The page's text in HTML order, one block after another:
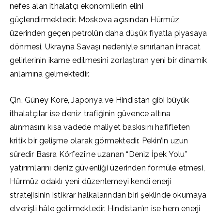
nefes alan ithalatçı ekonomilerin elini
güçlendirmektedir. Moskova açısından Hürmüz
üzerinden geçen petrolün daha düşük fiyatla piyasaya
dönmesi, Ukrayna Savaşı nedeniyle sınırlanan ihracat
gelirlerinin ikame edilmesini zorlaştıran yeni bir dinamik
anlamına gelmektedir.
Çin, Güney Kore, Japonya ve Hindistan gibi büyük
ithalatçılar ise deniz trafiğinin güvence altına
alınmasını kısa vadede maliyet baskısını hafifleten
kritik bir gelişme olarak görmektedir. Pekin’in uzun
süredir Basra Körfezi’ne uzanan “Deniz İpek Yolu”
yatırımlarını deniz güvenliği üzerinden formüle etmesi,
Hürmüz odaklı yeni düzenlemeyi kendi enerji
stratejisinin istikrar halkalarından biri şeklinde okumaya
elverişli hâle getirmektedir. Hindistan’ın ise hem enerji